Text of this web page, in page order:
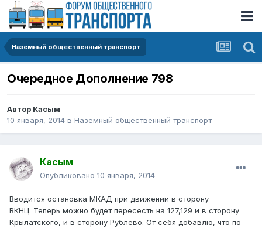
Наземный общественный транспорт
Очередное Дополнение 798
Автор Касым
10 января, 2014 в Наземный общественный транспорт
Касым
Опубликовано 10 января, 2014
Вводится остановка МКАД при движении в сторону
ВКНЦ. Теперь можно будет пересесть на 127,129 и в сторону
Крылатского, и в сторону Рублёво. От себя добавлю, что по